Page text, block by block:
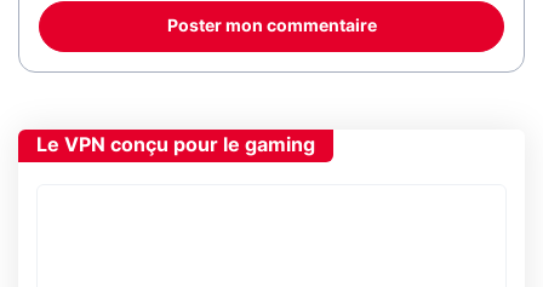
Poster mon commentaire
Le VPN conçu pour le gaming